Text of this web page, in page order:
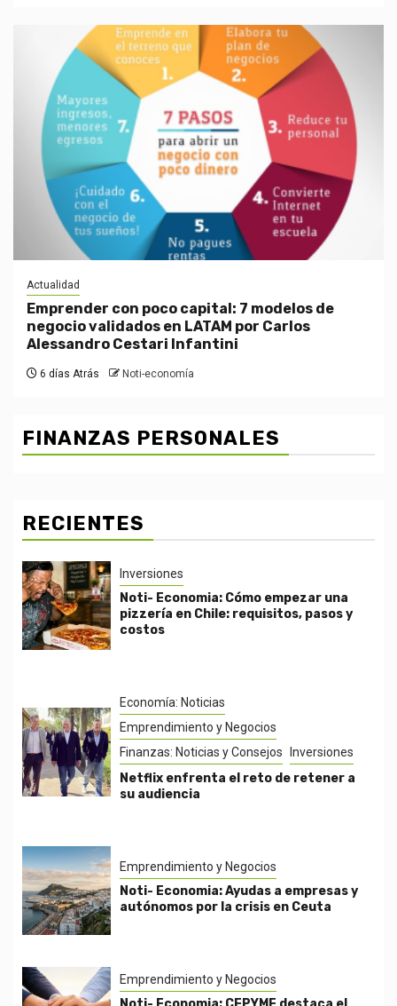
Actualidad
Emprender con poco capital: 7 modelos de
negocio validados en LATAM por Carlos
Alessandro Cestari Infantini
6 días Atrás Noti-economía
FINANZAS PERSONALES
RECIENTES
Inversiones
Noti- Economia: Cómo empezar una
pizzería en Chile: requisitos, pasos y
costos
Economía: Noticias
Emprendimiento y Negocios
Finanzas: Noticias y Consejos
Inversiones
Netflix enfrenta el reto de retener a
su audiencia
Emprendimiento y Negocios
Noti- Economia: Ayudas a empresas y
autónomos por la crisis en Ceuta
Emprendimiento y Negocios